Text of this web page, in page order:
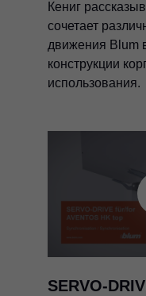
Кениг
сочетает
движения Blum
конструкции
использования.
SERVO-